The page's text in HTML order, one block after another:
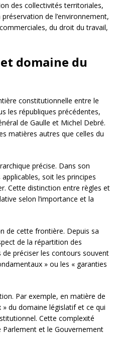
des collectivités territoriales,
de l’environnement,
du droit du travail,
domaine du
constitutionnelle entre le
les républiques précédentes,
de Gaulle et Michel Debré.
matières autres que celles du
précise. Dans son
soit les principes
Cette distinction entre règles et
selon l’importance et la
de cette frontière. Depuis sa
de la répartition des
préciser les contours souvent
» ou les « garanties
Par exemple, en matière de
du domaine législatif et ce qui
Cette complexité
et le Gouvernement